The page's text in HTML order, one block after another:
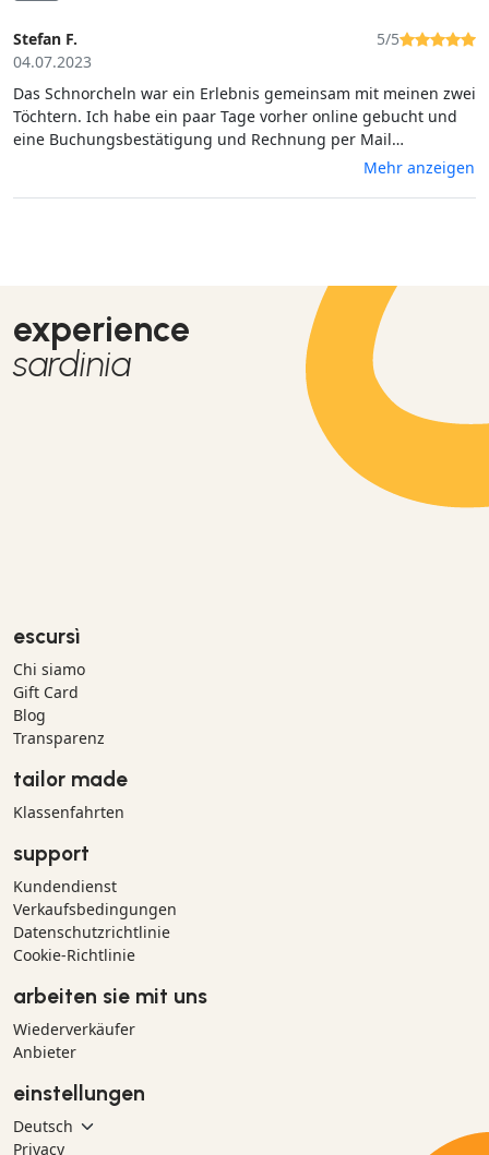
Stefan F.
04.07.2023
5/5
Das Schnorcheln war ein Erlebnis gemeinsam mit meinen zwei
Töchtern. Ich habe ein paar Tage vorher online gebucht und
eine Buchungsbestätigung und Rechnung per Mail
bekommen. An dem Tag sind wir zur Adresse gefahren. Das
Mehr anzeigen
experience
sardinia
escursì
Chi siamo
Gift Card
Blog
Transparenz
tailor made
Klassenfahrten
support
Kundendienst
Verkaufsbedingungen
Datenschutzrichtlinie
Cookie-Richtlinie
arbeiten sie mit uns
Wiederverkäufer
Anbieter
einstellungen
Privacy